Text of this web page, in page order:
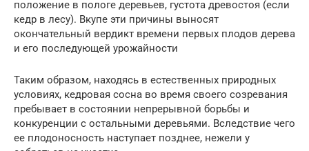
положение в пологе деревьев, густота древостоя (если
кедр в лесу). Вкупе эти причины выносят
окончательный вердикт времени первых плодов дерева
и его последующей урожайности
Таким образом, находясь в естественных природных
условиях, кедровая сосна во время своего созревания
пребывает в состоянии непрерывной борьбы и
конкуренции с остальными деревьями. Вследствие чего
ее плодоносность наступает позднее, нежели у